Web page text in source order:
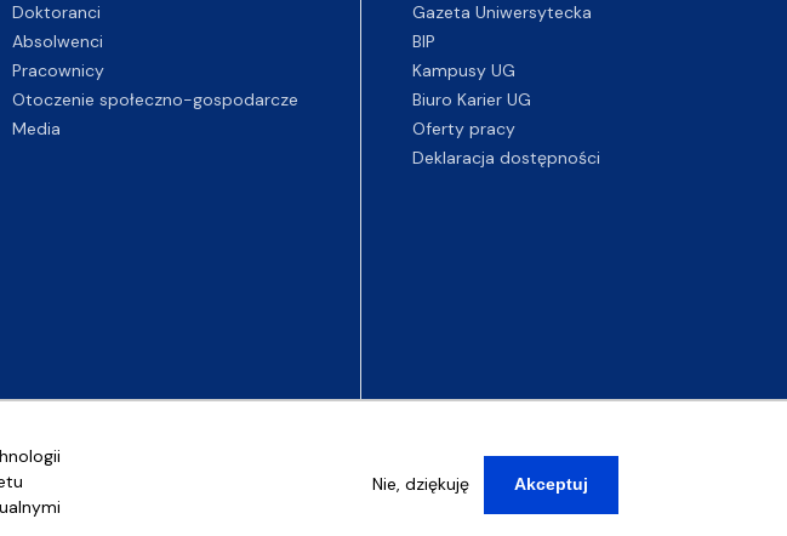
Nie, dziękuję Akceptuj
Doktoranci
Absolwenci
Pracownicy
Otoczenie społeczno-gospodarcze
Media
Gazeta Uniwersytecka
BIP
Kampusy UG
Biuro Karier UG
Oferty pracy
Deklaracja dostępności